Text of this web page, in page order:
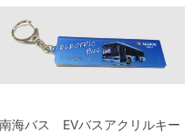
南海バス EVバスアクリルキー